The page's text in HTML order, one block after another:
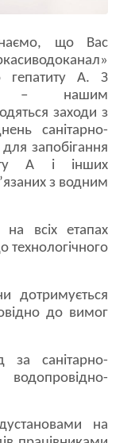
що Вас
гепатиту А. З
– нашим
заходи з
санітарно-
для запобігання
А і інших
з водним
всіх етапах
технологічного
дотримується
до вимог
за санітарно-
на